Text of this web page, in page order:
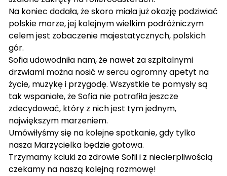
Na koniec dodała, że skoro miała już okazję podziwiać
polskie morze, jej kolejnym wielkim podróżniczym
celem jest zobaczenie majestatycznych, polskich
gór.
Sofia udowodniła nam, że nawet za szpitalnymi
drzwiami można nosić w sercu ogromny apetyt na
życie, muzykę i przygodę. Wszystkie te pomysły są
tak wspaniałe, że Sofia nie potrafiła jeszcze
zdecydować, który z nich jest tym jednym,
największym marzeniem.
Umówiłyśmy się na kolejne spotkanie, gdy tylko
nasza Marzycielka będzie gotowa.
Trzymamy kciuki za zdrowie Sofii i z niecierpliwością
czekamy na naszą kolejną rozmowę!